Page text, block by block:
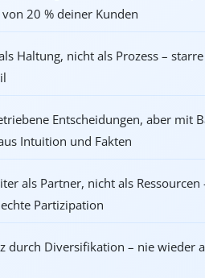
20 % deiner Kunden
Haltung, nicht als Prozess –
Entscheidungen, aber mit
Intuition und Fakten
als Partner, nicht als
Partizipation
durch Diversifikation – nie wieder